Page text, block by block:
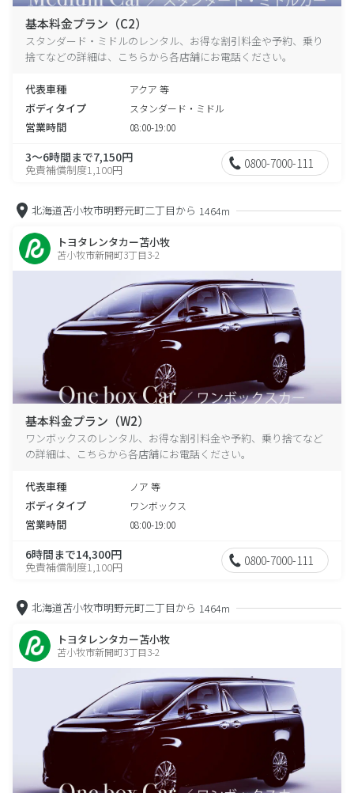
基本料金プラン（C2）
スタンダード・ミドルのレンタル、お得な割引料金や予約、乗り
捨てなどの詳細は、こちらから各店舗にお電話ください。
代表車種 アクア 等
ボディタイプ スタンダード・ミドル
営業時間 08:00-19:00
3～6時間まで7,150円
免責補償制度1,100円 0800-7000-111
北海道苫小牧市明野元町二丁目から 1464m
トヨタレンタカー苫小牧
苫小牧市新開町3丁目3-2
基本料金プラン（W2）
ワンボックスのレンタル、お得な割引料金や予約、乗り捨てなど
の詳細は、こちらから各店舗にお電話ください。
代表車種 ノア 等
ボディタイプ ワンボックス
営業時間 08:00-19:00
6時間まで14,300円
免責補償制度1,100円 0800-7000-111
北海道苫小牧市明野元町二丁目から 1464m
トヨタレンタカー苫小牧
苫小牧市新開町3丁目3-2